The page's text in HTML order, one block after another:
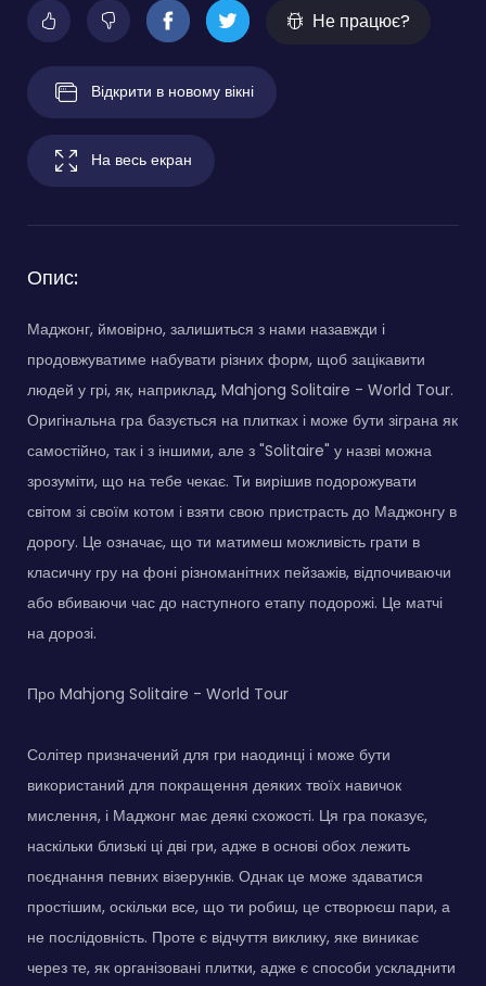
Не працює?
Відкрити в новому вікні
На весь екран
Опис:
Маджонг, ймовірно, залишиться з нами назавжди і
продовжуватиме набувати різних форм, щоб зацікавити
людей у грі, як, наприклад, Mahjong Solitaire - World Tour.
Оригінальна гра базується на плитках і може бути зіграна як
самостійно, так і з іншими, але з "Solitaire" у назві можна
зрозуміти, що на тебе чекає. Ти вирішив подорожувати
світом зі своїм котом і взяти свою пристрасть до Маджонгу в
дорогу. Це означає, що ти матимеш можливість грати в
класичну гру на фоні різноманітних пейзажів, відпочиваючи
або вбиваючи час до наступного етапу подорожі. Це матчі
на дорозі.
Про Mahjong Solitaire - World Tour
Солітер призначений для гри наодинці і може бути
використаний для покращення деяких твоїх навичок
мислення, і Маджонг має деякі схожості. Ця гра показує,
наскільки близькі ці дві гри, адже в основі обох лежить
поєднання певних візерунків. Однак це може здаватися
простішим, оскільки все, що ти робиш, це створюєш пари, а
не послідовність. Проте є відчуття виклику, яке виникає
через те, як організовані плитки, адже є способи ускладнити